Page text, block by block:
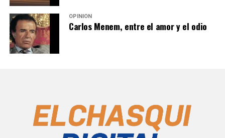
OPINIÓN
Carlos Menem, entre el amor y el odio